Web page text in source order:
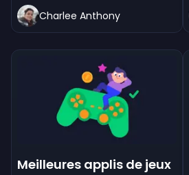
Charlee Anthony
Meilleures applis de jeux